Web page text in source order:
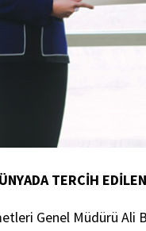
TERCİH
Genel Müdürü Ali